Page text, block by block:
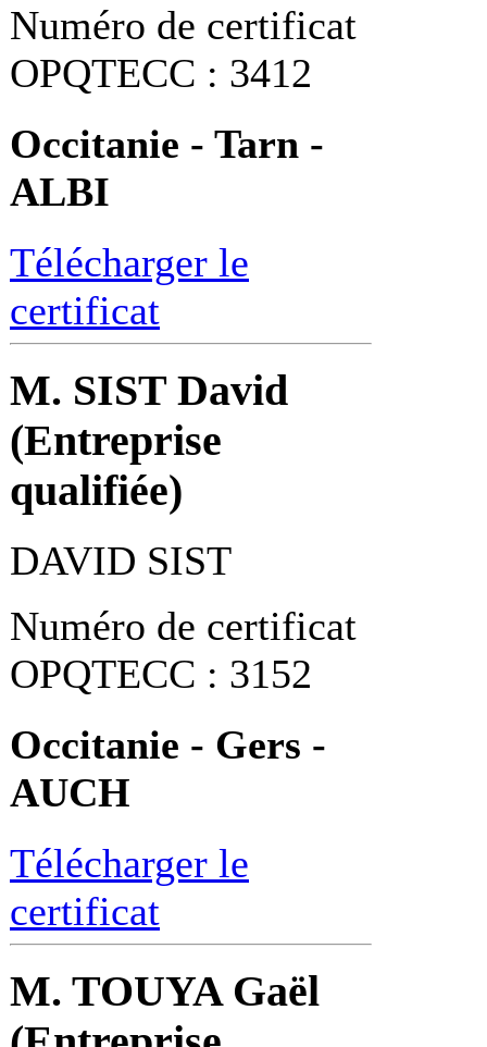
Numéro de certificat
OPQTECC : 3412
Occitanie - Tarn -
ALBI
Télécharger le
certificat
M. SIST David
(Entreprise
qualifiée)
DAVID SIST
Numéro de certificat
OPQTECC : 3152
Occitanie - Gers -
AUCH
Télécharger le
certificat
M. TOUYA Gaël